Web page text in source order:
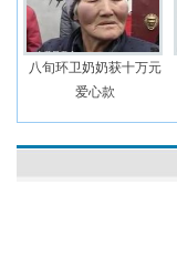
八旬环卫奶奶获十万元
爱心款